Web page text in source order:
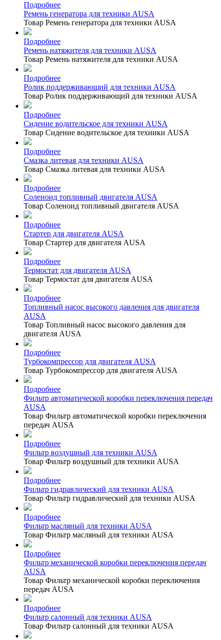
Подробнее
Ремень генератора для техники AUSA
Товар Ремень генератора для техники AUSA
Подробнее
Ремень натяжителя для техники AUSA
Товар Ремень натяжителя для техники AUSA
Подробнее
Ролик поддерживающий для техники AUSA
Товар Ролик поддерживающий для техники AUSA
Подробнее
Сидение водительское для техники AUSA
Товар Сидение водительское для техники AUSA
Подробнее
Смазка литевая для техники AUSA
Товар Смазка литевая для техники AUSA
Подробнее
Соленоид топливный двигателя AUSA
Товар Соленоид топливный двигателя AUSA
Подробнее
Стартер для двигателя AUSA
Товар Стартер для двигателя AUSA
Подробнее
Термостат для двигателя AUSA
Товар Термостат для двигателя AUSA
Подробнее
Топливный насос высокого давления для двигателя
AUSA
Товар Топливный насос высокого давления для
двигателя AUSA
Подробнее
Турбокомпрессор для двигателя AUSA
Товар Турбокомпрессор для двигателя AUSA
Подробнее
Фильтр автоматической коробки переключения передач
AUSA
Товар Фильтр автоматической коробки переключения
передач AUSA
Подробнее
Фильтр воздушный для техники AUSA
Товар Фильтр воздушный для техники AUSA
Подробнее
Фильтр гидравлический для техники AUSA
Товар Фильтр гидравлический для техники AUSA
Подробнее
Фильтр масляный для техники AUSA
Товар Фильтр масляный для техники AUSA
Подробнее
Фильтр механической коробки переключения передач
AUSA
Товар Фильтр механической коробки переключения
передач AUSA
Подробнее
Фильтр салонный для техники AUSA
Товар Фильтр салонный для техники AUSA